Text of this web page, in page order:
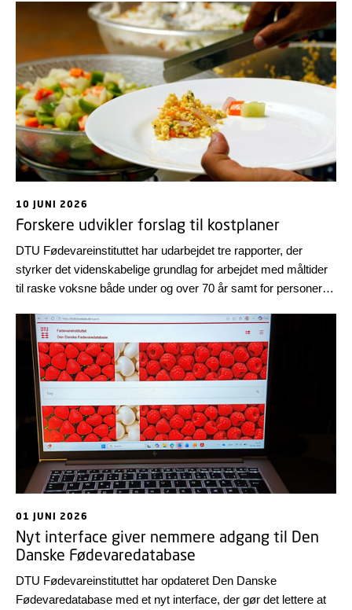
zoonoserapport.
10 JUNI 2026
Forskere udvikler forslag til kostplaner
DTU Fødevareinstituttet har udarbejdet tre rapporter, der
styrker det videnskabelige grundlag for arbejdet med måltider
til raske voksne både under og over 70 år samt for personer i
køkkener, diætister og andre madprofessionelle.
01 JUNI 2026
Nyt interface giver nemmere adgang til Den
Danske Fødevaredatabase
DTU Fødevareinstituttet har opdateret Den Danske
Fødevaredatabase med et nyt interface, der gør det lettere at